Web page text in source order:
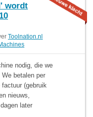
wordt
Toolnation.nl
nodig, die we
betalen per
(gebruik
nieuws,
later